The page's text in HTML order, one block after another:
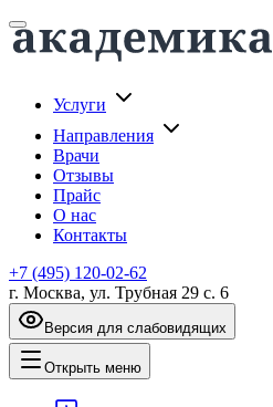
Услуги
Направления
Врачи
Отзывы
Прайс
О нас
Контакты
+7 (495) 120-02-62
г. Москва, ул. Трубная 29 с. 6
Версия для слабовидящих
Открыть меню